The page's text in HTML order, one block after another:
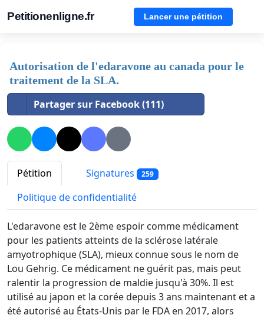
Petitionenligne.fr Lancer une pétition
Autorisation de l'edaravone au canada pour le
traitement de la SLA.
Partager sur Facebook (111)
Pétition Signatures 259
Politique de confidentialité
L'edaravone est le 2ème espoir comme médicament
pour les patients atteints de la sclérose latérale
amyotrophique (SLA), mieux connue sous le nom de
Lou Gehrig. Ce médicament ne guérit pas, mais peut
ralentir la progression de maldie jusqu'à 30%. Il est
utilisé au japon et la corée depuis 3 ans maintenant et a
été autorisé au États-Unis par le FDA en 2017, alors